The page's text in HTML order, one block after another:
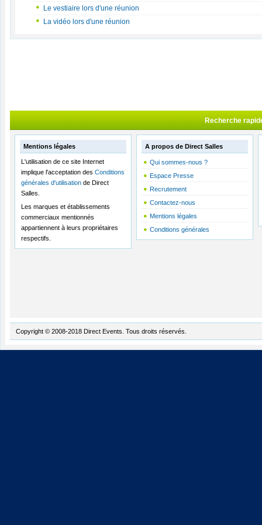
Le vestiaire lors d'une réunion
La vidéo lors d'une réunion
Recherche
Mentions légales
L'utilisation de ce site Internet
implique l'acceptation des Conditions
générales d'utilisation de Direct
Salles.
Les marques et établissements
commerciaux mentionnés
appartiennent à leurs propriétaires
respectifs.
A propos de Direct Salles
Qui sommes-nous ?
Espace Presse
Recrutement
Contactez-nous
Mentions légales
Conditions générales
Copyright © 2008-2018 Direct Events. Tous droits réservés.